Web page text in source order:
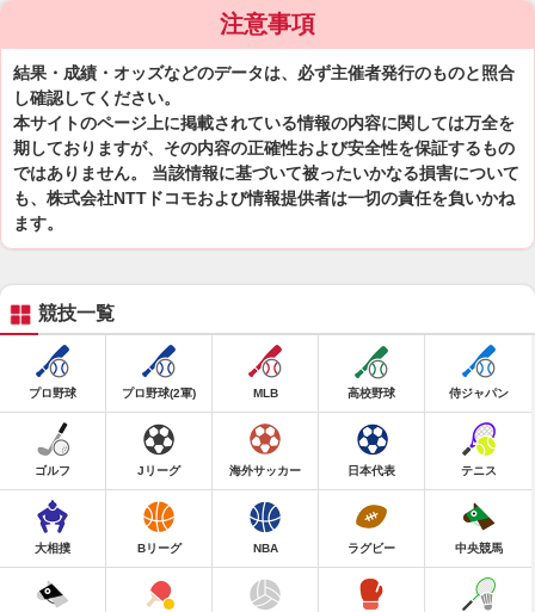
注意事項
結果・成績・オッズなどのデータは、必ず主催者発行のものと照合
し確認してください。
本サイトのページ上に掲載されている情報の内容に関しては万全を
期しておりますが、その内容の正確性および安全性を保証するもの
ではありません。 当該情報に基づいて被ったいかなる損害について
も、株式会社NTTドコモおよび情報提供者は一切の責任を負いかね
ます。
競技一覧
プロ野球 プロ野球(2軍) MLB 高校野球 侍ジャパン
ゴルフ Jリーグ 海外サッカー 日本代表 テニス
大相撲 Bリーグ NBA ラグビー 中央競馬